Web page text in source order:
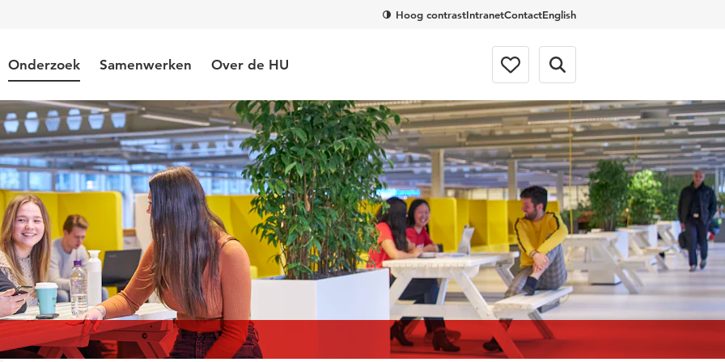
Hoog contrastIntranetContactEnglish
Onderzoek Samenwerken Over de HU